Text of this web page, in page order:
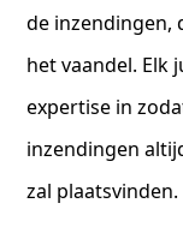
de inzendingen,
het vaandel. Elk
expertise in
inzendingen
zal plaatsvinden.